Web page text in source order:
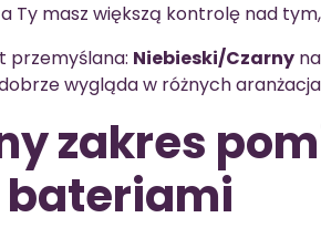
Ty masz większą kontrolę nad
przemyślana: Niebieski/Czarny
wygląda w różnych
zakres